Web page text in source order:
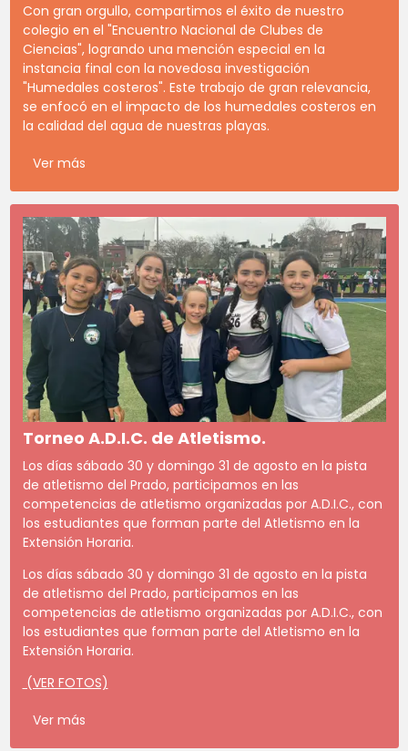
Con gran orgullo, compartimos el éxito de nuestro
colegio en el "Encuentro Nacional de Clubes de
Ciencias", logrando una mención especial en la
instancia final con la novedosa investigación
"Humedales costeros". Este trabajo de gran relevancia,
se enfocó en el impacto de los humedales costeros en
la calidad del agua de nuestras playas.
Ver más
Torneo A.D.I.C. de Atletismo.
Los días sábado 30 y domingo 31 de agosto en la pista
de atletismo del Prado, participamos en las
competencias de atletismo organizadas por A.D.I.C., con
los estudiantes que forman parte del Atletismo en la
Extensión Horaria.
Los días sábado 30 y domingo 31 de agosto en la pista
de atletismo del Prado, participamos en las
competencias de atletismo organizadas por A.D.I.C., con
los estudiantes que forman parte del Atletismo en la
Extensión Horaria.
(VER FOTOS)
Ver más